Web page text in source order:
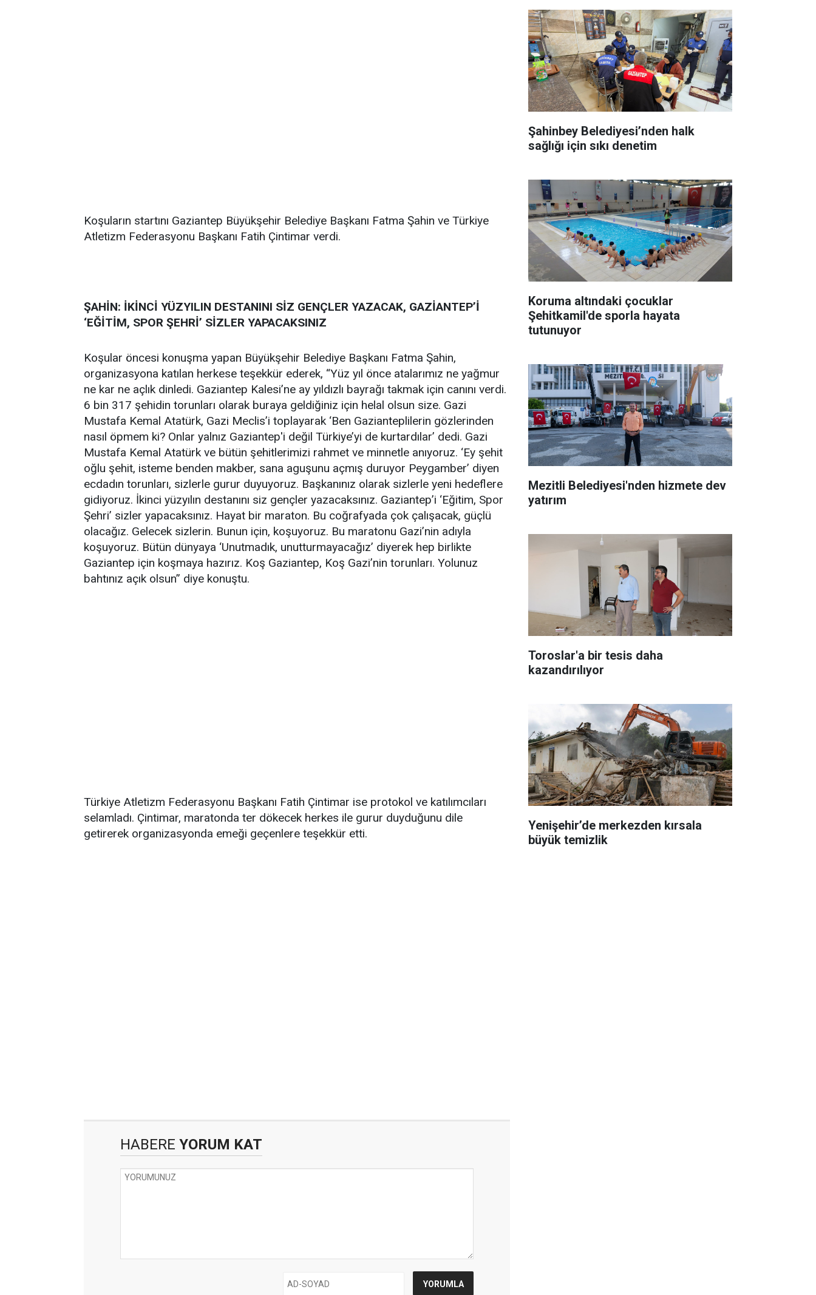
Koşuların startını Gaziantep Büyükşehir Belediye Başkanı Fatma Şahin ve Türkiye
Atletizm Federasyonu Başkanı Fatih Çintimar verdi.
ŞAHİN: İKİNCİ YÜZYILIN DESTANINI SİZ GENÇLER YAZACAK, GAZİANTEP’İ
‘EĞİTİM, SPOR ŞEHRİ’ SİZLER YAPACAKSINIZ
Koşular öncesi konuşma yapan Büyükşehir Belediye Başkanı Fatma Şahin,
organizasyona katılan herkese teşekkür ederek, “Yüz yıl önce atalarımız ne yağmur
ne kar ne açlık dinledi. Gaziantep Kalesi’ne ay yıldızlı bayrağı takmak için canını verdi.
6 bin 317 şehidin torunları olarak buraya geldiğiniz için helal olsun size. Gazi
Mustafa Kemal Atatürk, Gazi Meclis’i toplayarak ‘Ben Gazianteplilerin gözlerinden
nasıl öpmem ki? Onlar yalnız Gaziantep'i değil Türkiye’yi de kurtardılar’ dedi. Gazi
Mustafa Kemal Atatürk ve bütün şehitlerimizi rahmet ve minnetle anıyoruz. ‘Ey şehit
oğlu şehit, isteme benden makber, sana aguşunu açmış duruyor Peygamber’ diyen
ecdadın torunları, sizlerle gurur duyuyoruz. Başkanınız olarak sizlerle yeni hedeflere
gidiyoruz. İkinci yüzyılın destanını siz gençler yazacaksınız. Gaziantep’i ‘Eğitim, Spor
Şehri’ sizler yapacaksınız. Hayat bir maraton. Bu coğrafyada çok çalışacak, güçlü
olacağız. Gelecek sizlerin. Bunun için, koşuyoruz. Bu maratonu Gazi’nin adıyla
koşuyoruz. Bütün dünyaya ‘Unutmadık, unutturmayacağız’ diyerek hep birlikte
Gaziantep için koşmaya hazırız. Koş Gaziantep, Koş Gazi’nin torunları. Yolunuz
bahtınız açık olsun” diye konuştu.
Türkiye Atletizm Federasyonu Başkanı Fatih Çintimar ise protokol ve katılımcıları
selamladı. Çintimar, maratonda ter dökecek herkes ile gurur duyduğunu dile
getirerek organizasyonda emeği geçenlere teşekkür etti.
HABERE YORUM KAT
Şahinbey Belediyesi’nden halk
sağlığı için sıkı denetim
Koruma altındaki çocuklar
Şehitkamil'de sporla hayata
tutunuyor
Mezitli Belediyesi'nden hizmete dev
yatırım
Toroslar'a bir tesis daha
kazandırılıyor
Yenişehir’de merkezden kırsala
büyük temizlik